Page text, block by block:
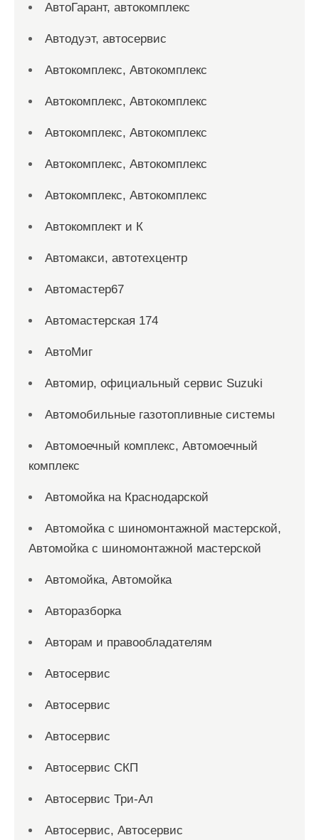
АвтоГарант, автокомплекс
Автодуэт, автосервис
Автокомплекс, Автокомплекс
Автокомплекс, Автокомплекс
Автокомплекс, Автокомплекс
Автокомплекс, Автокомплекс
Автокомплекс, Автокомплекс
Автокомплект и К
Автомакси, автотехцентр
Автомастер67
Автомастерская 174
АвтоМиг
Автомир, официальный сервис Suzuki
Автомобильные газотопливные системы
Автомоечный комплекс, Автомоечный
комплекс
Автомойка на Краснодарской
Автомойка с шиномонтажной мастерской,
Автомойка с шиномонтажной мастерской
Автомойка, Автомойка
Авторазборка
Авторам и правообладателям
Автосервис
Автосервис
Автосервис
Автосервис СКП
Автосервис Три-Ал
Автосервис, Автосервис